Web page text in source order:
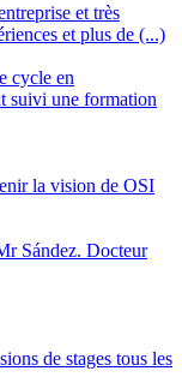
et très
et plus de (...)
cycle en
suivi une formation
la vision de OSI
Sández. Docteur
de stages tous les